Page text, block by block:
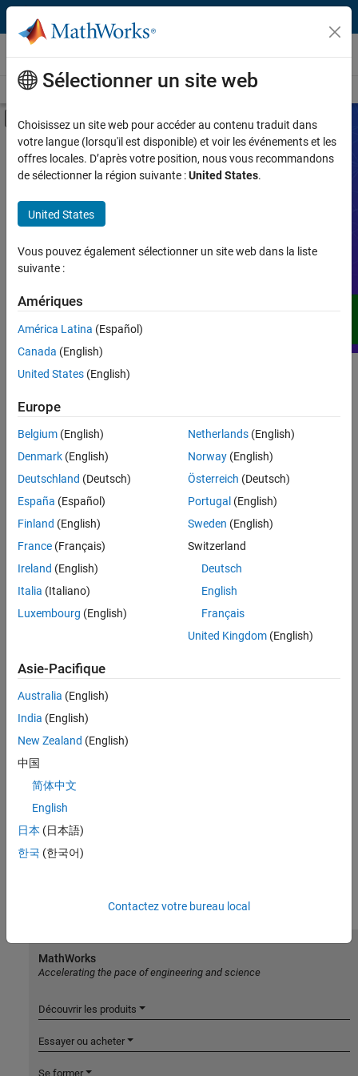
Passer au contenu
Vidéos
Vidéos Recherche
Activer/désactiver l'affichage du menu
Produit
Fonctionnalité
Application
Vidéos
Développez votre compréhension de
grâce à des démonstrations, des
Contenu principal
Trier par
Sélectionner un site web
Choisissez un site web pour accéder au contenu traduit dans
votre langue (lorsqu'il est disponible) et voir les événements et les
offres locales. D’après votre position, nous vous recommandons
de sélectionner la région suivante :United States.
United States
Vous pouvez également sélectionner un site web dans la liste
suivante :
Amériques
América Latina (Español)
Canada (English)
United States (English)
Europe
Belgium (English)
Denmark (English)
Deutschland (Deutsch)
España (Español)
Finland (English)
France (Français)
Ireland (English)
Italia (Italiano)
Luxembourg (English)
Netherlands(English)
Norway(English)
Österreich (Deutsch)
Portugal (English)
Sweden (English)
Switzerland
Deutsch
English
Français
United Kingdom(English)
Asie-Pacifique
Australia (English)
India (English)
New Zealand (English)
中国
简体中文
English
日本 (日本語)
한국 (한국어)
Contactez votre bureau local
MathWorks
Accelerating the pace of engineering and science
Découvrir les produits
Essayer ou acheter
Se former